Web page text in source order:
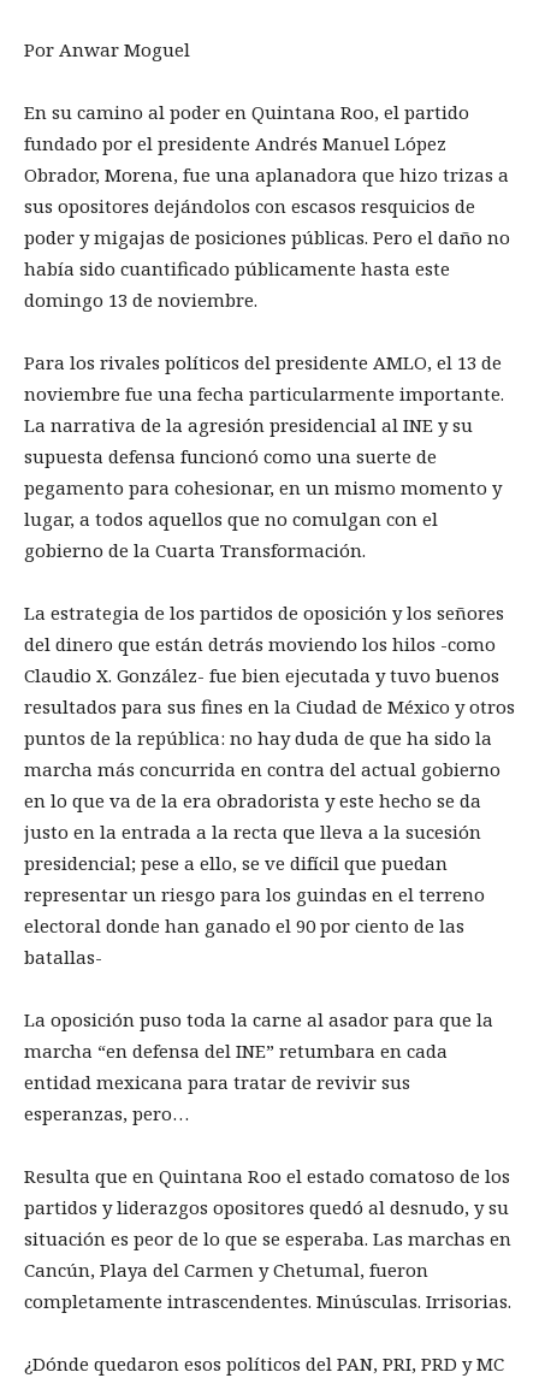
Por Anwar Moguel
En su camino al poder en Quintana Roo, el partido
fundado por el presidente Andrés Manuel López
Obrador, Morena, fue una aplanadora que hizo trizas a
sus opositores dejándolos con escasos resquicios de
poder y migajas de posiciones públicas. Pero el daño no
había sido cuantificado públicamente hasta este
domingo 13 de noviembre.
Para los rivales políticos del presidente AMLO, el 13 de
noviembre fue una fecha particularmente importante.
La narrativa de la agresión presidencial al INE y su
supuesta defensa funcionó como una suerte de
pegamento para cohesionar, en un mismo momento y
lugar, a todos aquellos que no comulgan con el
gobierno de la Cuarta Transformación.
La estrategia de los partidos de oposición y los señores
del dinero que están detrás moviendo los hilos -como
Claudio X. González- fue bien ejecutada y tuvo buenos
resultados para sus fines en la Ciudad de México y otros
puntos de la república: no hay duda de que ha sido la
marcha más concurrida en contra del actual gobierno
en lo que va de la era obradorista y este hecho se da
justo en la entrada a la recta que lleva a la sucesión
presidencial; pese a ello, se ve difícil que puedan
representar un riesgo para los guindas en el terreno
electoral donde han ganado el 90 por ciento de las
batallas-
La oposición puso toda la carne al asador para que la
marcha “en defensa del INE” retumbara en cada
entidad mexicana para tratar de revivir sus
esperanzas, pero…
Resulta que en Quintana Roo el estado comatoso de los
partidos y liderazgos opositores quedó al desnudo, y su
situación es peor de lo que se esperaba. Las marchas en
Cancún, Playa del Carmen y Chetumal, fueron
completamente intrascendentes. Minúsculas. Irrisorias.
¿Dónde quedaron esos políticos del PAN, PRI, PRD y MC